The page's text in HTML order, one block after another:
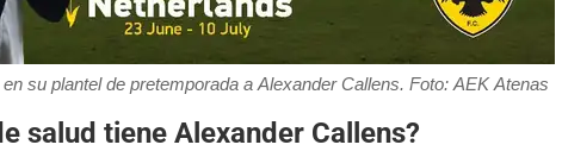
su plantel de pretemporada a Alexander Callens. Foto: AEK Atenas
salud tiene Alexander Callens?